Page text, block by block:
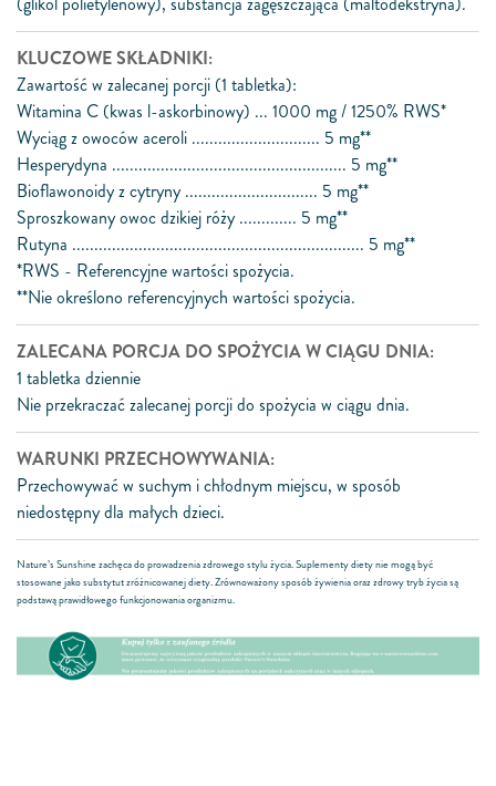
KLUCZOWE SKŁADNIKI:
Zawartość w zalecanej porcji (1 tabletka):
Witamina C (kwas l-askorbinowy) ... 1000 mg / 1250% RWS*
Wyciąg z owoców aceroli ............................. 5 mg**
Hesperydyna ..................................................... 5 mg**
Bioflawonoidy z cytryny .............................. 5 mg**
Sproszkowany owoc dzikiej róży ............. 5 mg**
Rutyna .................................................................. 5 mg**
*RWS - Referencyjne wartości spożycia.
**Nie określono referencyjnych wartości spożycia.
ZALECANA PORCJA DO SPOŻYCIA W CIĄGU DNIA:
1 tabletka dziennie
Nie przekraczać zalecanej porcji do spożycia w ciągu dnia.
WARUNKI PRZECHOWYWANIA:
Przechowywać w suchym i chłodnym miejscu, w sposób
niedostępny dla małych dzieci.
Nature’s Sunshine zachęca do prowadzenia zdrowego stylu życia. Suplementy diety nie mogą być
stosowane jako substytut zróżnicowanej diety. Zrównoważony sposób żywienia oraz zdrowy tryb życia są
podstawą prawidłowego funkcjonowania organizmu.